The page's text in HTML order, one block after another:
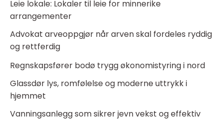
Leie lokale: Lokaler til leie for minnerike
arrangementer
Advokat arveoppgjør når arven skal fordeles ryddig
og rettferdig
Regnskapsfører bodø trygg økonomistyring i nord
Glassdør lys, romfølelse og moderne uttrykk i
hjemmet
Vanningsanlegg som sikrer jevn vekst og effektiv